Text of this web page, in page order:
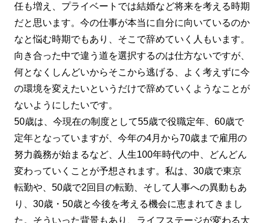
任も増え、プライベートでは結婚など将来を考える時期
だと思います。今の仕事が本当に自分に向いているのか
なと悩む時期でもあり、そこで辞めていく人もいます。
向き合った中で違う道を選択するのは仕方ないですが、
何となくしんどいからそこから逃げる、よく考えずに今
の環境を変えたいというだけで辞めていくようなことが
ないようにしたいです。
50歳は、今現在の制度として55歳で役職定年、60歳で
定年となっていますが、今年の4月から70歳まで雇用の
努力義務が始まるなど、人生100年時代の中、どんどん
変わっていくことが予想されます。私は、30歳で東京
転勤や、50歳で2回目の転勤、そして人事への異動もあ
り、30歳・50歳と今後を考える機会に恵まれてきまし
た。そういった背景もあり、ライフステージが変わる大